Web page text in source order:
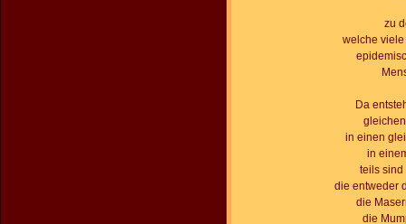
zu
welche
Da
in einen
in
teils sind
die entweder
die
die